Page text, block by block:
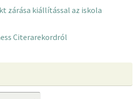
zárása kiállítással az iskola
Citerarekordról